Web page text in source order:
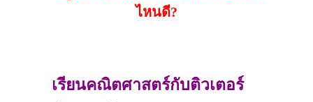
ไหนดี?
เรียนคณิตศาสตร์กับติวเตอร์